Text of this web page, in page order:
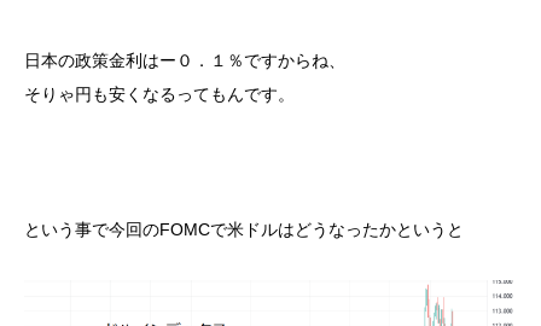
日本の政策金利はー０．１％ですからね、
そりゃ円も安くなるってもんです。
という事で今回のFOMCで米ドルはどうなったかというと